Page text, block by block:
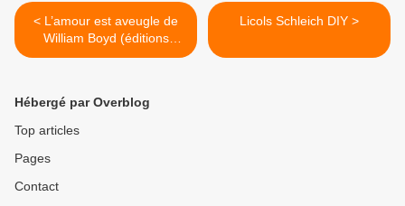
< L’amour est aveugle de
William Boyd (éditions
Points)
Licols Schleich DIY >
Hébergé par Overblog
Top articles
Pages
Contact